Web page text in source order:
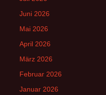
Juni 2026
Mai 2026
April 2026
März 2026
Februar 2026
Januar 2026